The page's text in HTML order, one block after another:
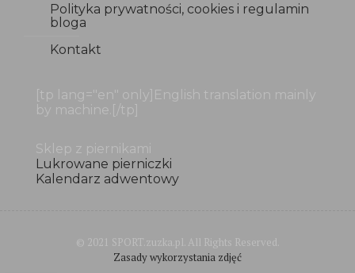
Polityka prywatności, cookies i regulamin
bloga
Kontakt
[tp lang="en" only]English translation mainly
by machine.[/tp]
Sklep z piernikami
Lukrowane pierniczki
Kalendarz adwentowy
© 2021 SPORT.zuzka.pl. All Rights Reserved.
Zasady wykorzystania zdjęć